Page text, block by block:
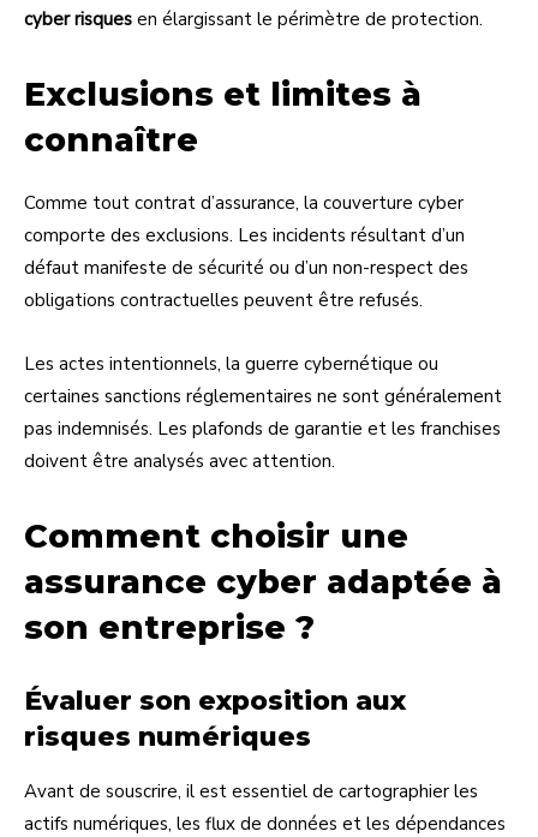
cyber risques en élargissant le périmètre de protection.
Exclusions et limites à
connaître
Comme tout contrat d’assurance, la couverture cyber
comporte des exclusions. Les incidents résultant d’un
défaut manifeste de sécurité ou d’un non-respect des
obligations contractuelles peuvent être refusés.
Les actes intentionnels, la guerre cybernétique ou
certaines sanctions réglementaires ne sont généralement
pas indemnisés. Les plafonds de garantie et les franchises
doivent être analysés avec attention.
Comment choisir une
assurance cyber adaptée à
son entreprise ?
Évaluer son exposition aux
risques numériques
Avant de souscrire, il est essentiel de cartographier les
actifs numériques, les flux de données et les dépendances